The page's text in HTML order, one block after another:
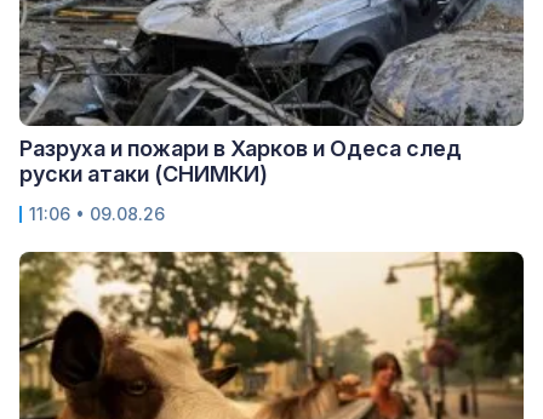
Разруха и пожари в Харков и Одеса след
руски атаки (СНИМКИ)
11:06 • 09.08.26